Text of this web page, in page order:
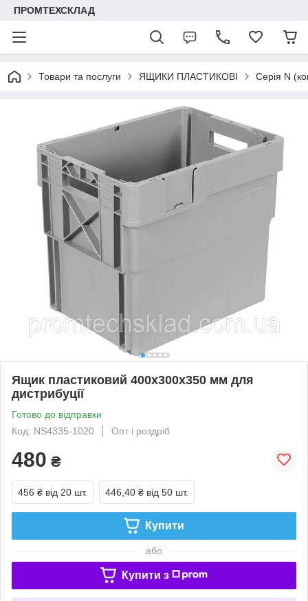
ПРОМТЕХСКЛАД
Товари та послуги ЯЩИКИ ПЛАСТИКОВІ Серія N
Ящик пластиковий 400х300х350 мм для
дистрибуції
Готово до відправки
Код: NS4335-1020
Опт і роздріб
480 ₴
456 ₴ від 20 шт. 446,40 ₴ від 50 шт.
Купити
або
Купити з